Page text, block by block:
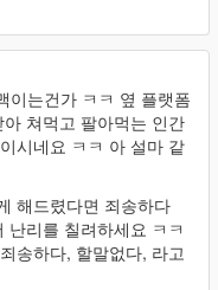
이는건가 ㅋㅋ 옆 플랫폼
쳐먹고 팔아먹는 인간
시네요 ㅋㅋ 아 설마 같
해드렸다면 죄송하다
리를 칠려하세요 ㅋㅋ
송하다, 할말없다, 라고